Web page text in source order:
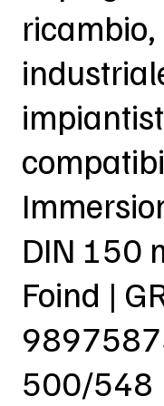
DIN 150
Foind |
500/548